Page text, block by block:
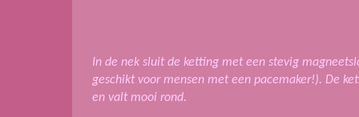
In de nek sluit de ketting met een stevig
geschikt voor mensen met een pacemaker!). De
en valt mooi rond.